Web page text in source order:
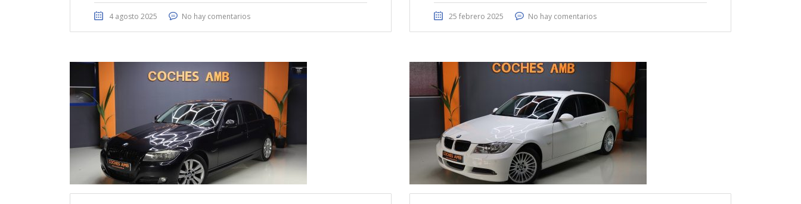
4 agosto 2025 No hay comentarios 25 febrero 2025 No hay comentarios